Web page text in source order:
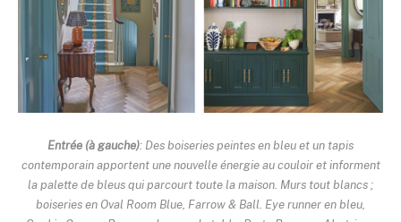
Entrée (à gauche): Des boiseries peintes en bleu et un tapis
contemporain apportent une nouvelle énergie au couloir et informent
la palette de bleus qui parcourt toute la maison. Murs tout blancs ;
boiseries en Oval Room Blue, Farrow & Ball. Eye runner en bleu,